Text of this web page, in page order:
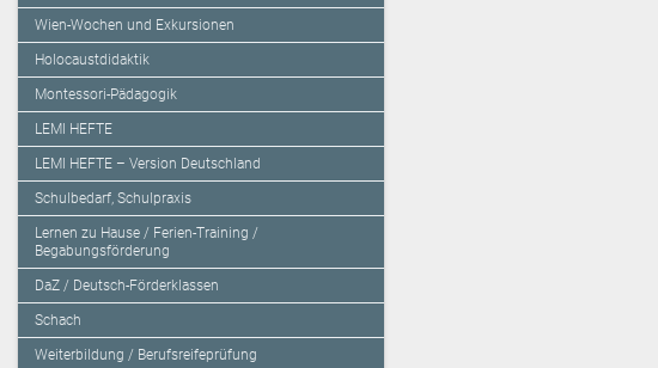
Wien-Wochen und Exkursionen
Holocaustdidaktik
Montessori-Pädagogik
LEMI HEFTE
LEMI HEFTE – Version Deutschland
Schulbedarf, Schulpraxis
Lernen zu Hause / Ferien-Training /
Begabungsförderung
DaZ / Deutsch-Förderklassen
Schach
Weiterbildung / Berufsreifeprüfung